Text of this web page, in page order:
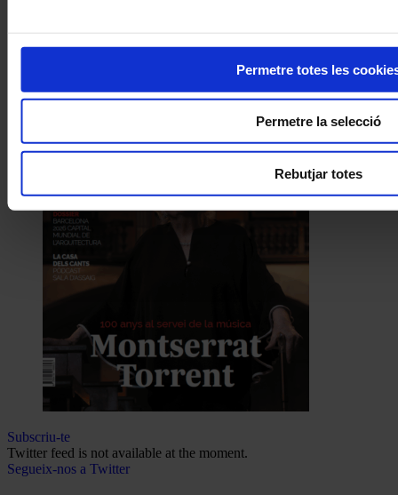
Permetre totes les
Permetre la selecció
Rebutjar totes
Subscriu-te
Twitter feed is not available at the moment.
Segueix-nos a Twitter